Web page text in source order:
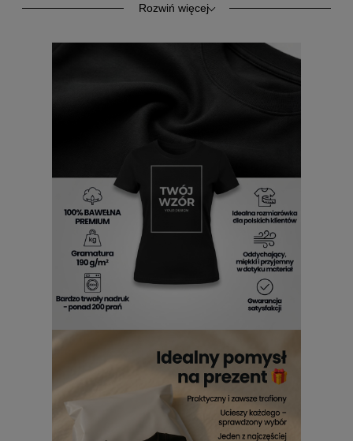
każda chwila nabiera sportowego wyrazu, a codzienny styl
wyzwania i nie boją się wyrażać swojej pasji na co dzień.
Niezależnie od tego, czy to dzień pełen aktywności, czy
T-shirt Fox Racing z nadrukiem
zapewni komfort i wygląd, który inspiruje do
działania i podkreśla silną, pewną siebie osobowość.
T-shirt damski Fox Racing z
Każdy detal ma znaczenie, aFox Racing T shirt damski
nadrukiemzostał stworzony z myślą o tych, które cenią
perfekcję i wygodę w każdym ruchu. Miękki, oddychający
materiał zapewnia pełną swobodę, nawet w najbardziej
wymagających momentach. Dzięki starannie dobranej
bawełnie, tkanina zachowuje świeżość i formę przez długi
czas, pozwalając cieszyć się idealnym wyglądem przez wiele
sezonów.Koszulka damska Cross Fox z nadrukiem
synonim lekkości i trwałości, a jej faktura nadaje stylowi
nadrukiem
współgrała z ich pasją do szybkości, przygody i wyrazistego
Koszulki damskie z nadrukiem Fox
Racing
Rozwiń więcej